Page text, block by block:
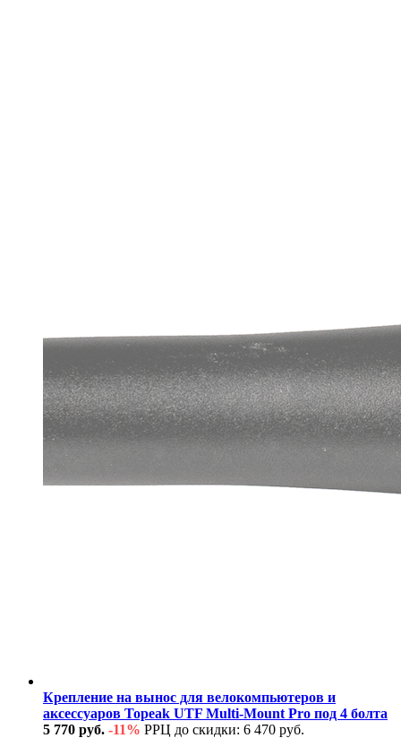
Крепление на вынос для велокомпьютеров и
аксессуаров Topeak UTF Multi-Mount Pro под 4 болта
5 770 руб. -11% РРЦ до скидки: 6 470 руб.